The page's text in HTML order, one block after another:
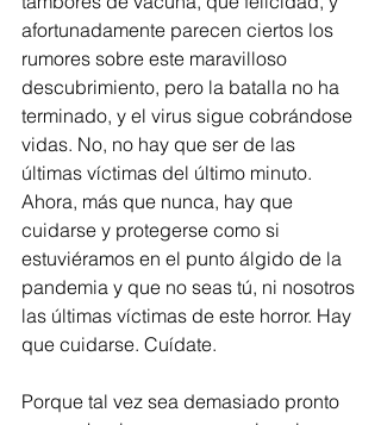
afortunadamente parecen ciertos los
rumores sobre este maravilloso
descubrimiento, pero la batalla no ha
terminado, y el virus sigue cobrándose
vidas. No, no hay que ser de las
últimas víctimas del último minuto.
Ahora, más que nunca, hay que
cuidarse y protegerse como si
estuviéramos en el punto álgido de la
pandemia y que no seas tú, ni nosotros
las últimas víctimas de este horror. Hay
que cuidarse. Cuídate.
Porque tal vez sea demasiado pronto